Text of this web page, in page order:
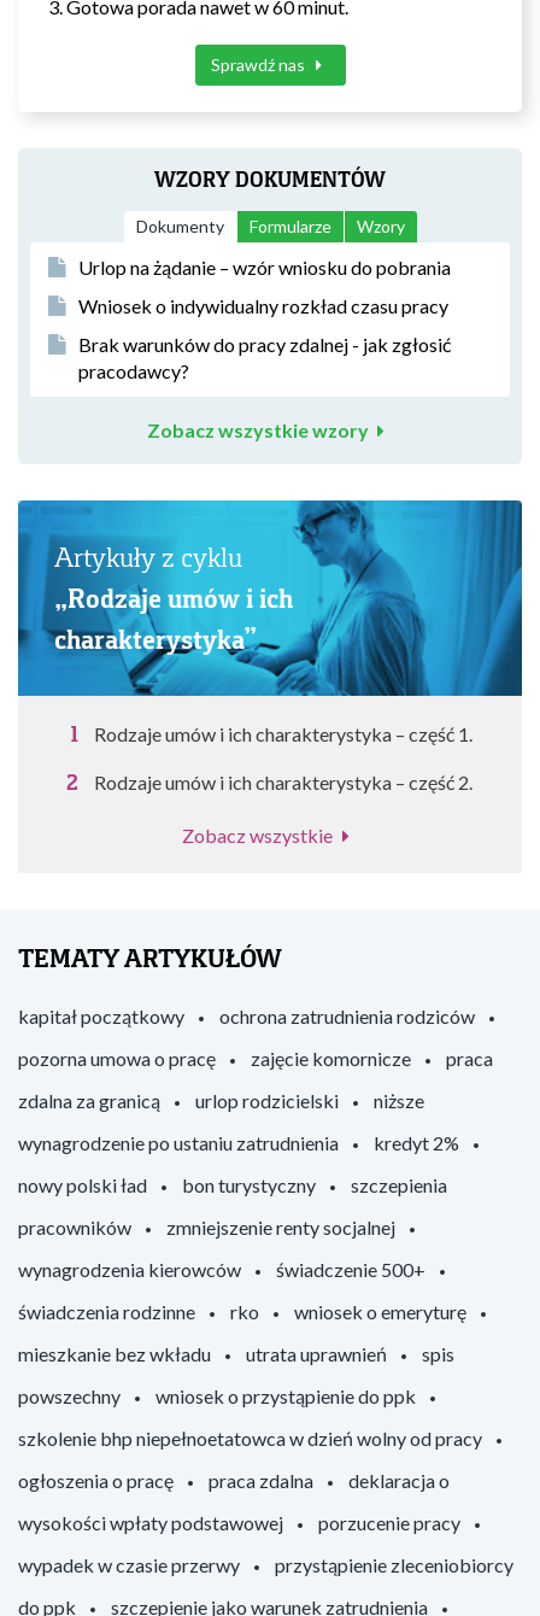
Gotowa porada nawet w 60 minut.
Sprawdź nas
WZORY DOKUMENTÓW
Dokumenty Formularze Wzory
Urlop na żądanie – wzór wniosku do pobrania
Wniosek o indywidualny rozkład czasu pracy
Brak warunków do pracy zdalnej - jak zgłosić
pracodawcy?
Zobacz wszystkie wzory
Artykuły z cyklu
„Rodzaje umów i ich
charakterystyka”
Rodzaje umów i ich charakterystyka – część 1.
Rodzaje umów i ich charakterystyka – część 2.
Zobacz wszystkie
TEMATY ARTYKUŁÓW
kapitał początkowy
ochrona zatrudnienia rodziców
pozorna umowa o pracę
zajęcie komornicze
praca
zdalna za granicą
urlop rodzicielski
niższe
wynagrodzenie po ustaniu zatrudnienia
kredyt 2%
nowy polski ład
bon turystyczny
szczepienia
pracowników
zmniejszenie renty socjalnej
wynagrodzenia kierowców
świadczenie 500+
świadczenia rodzinne
rko
wniosek o emeryturę
mieszkanie bez wkładu
utrata uprawnień
spis
powszechny
wniosek o przystąpienie do ppk
szkolenie bhp niepełnoetatowca w dzień wolny od pracy
ogłoszenia o pracę
praca zdalna
deklaracja o
wysokości wpłaty podstawowej
porzucenie pracy
wypadek w czasie przerwy
przystąpienie zleceniobiorcy
do ppk
szczepienie jako warunek zatrudnienia